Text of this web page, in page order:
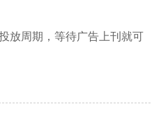
放周期，等待广告上刊就可